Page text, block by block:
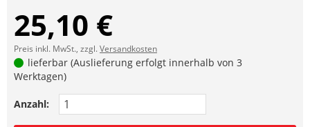
25,10 €
Preis inkl. MwSt., zzgl.Versandkosten
lieferbar (Auslieferung erfolgt innerhalb von 3
Werktagen)
Anzahl: